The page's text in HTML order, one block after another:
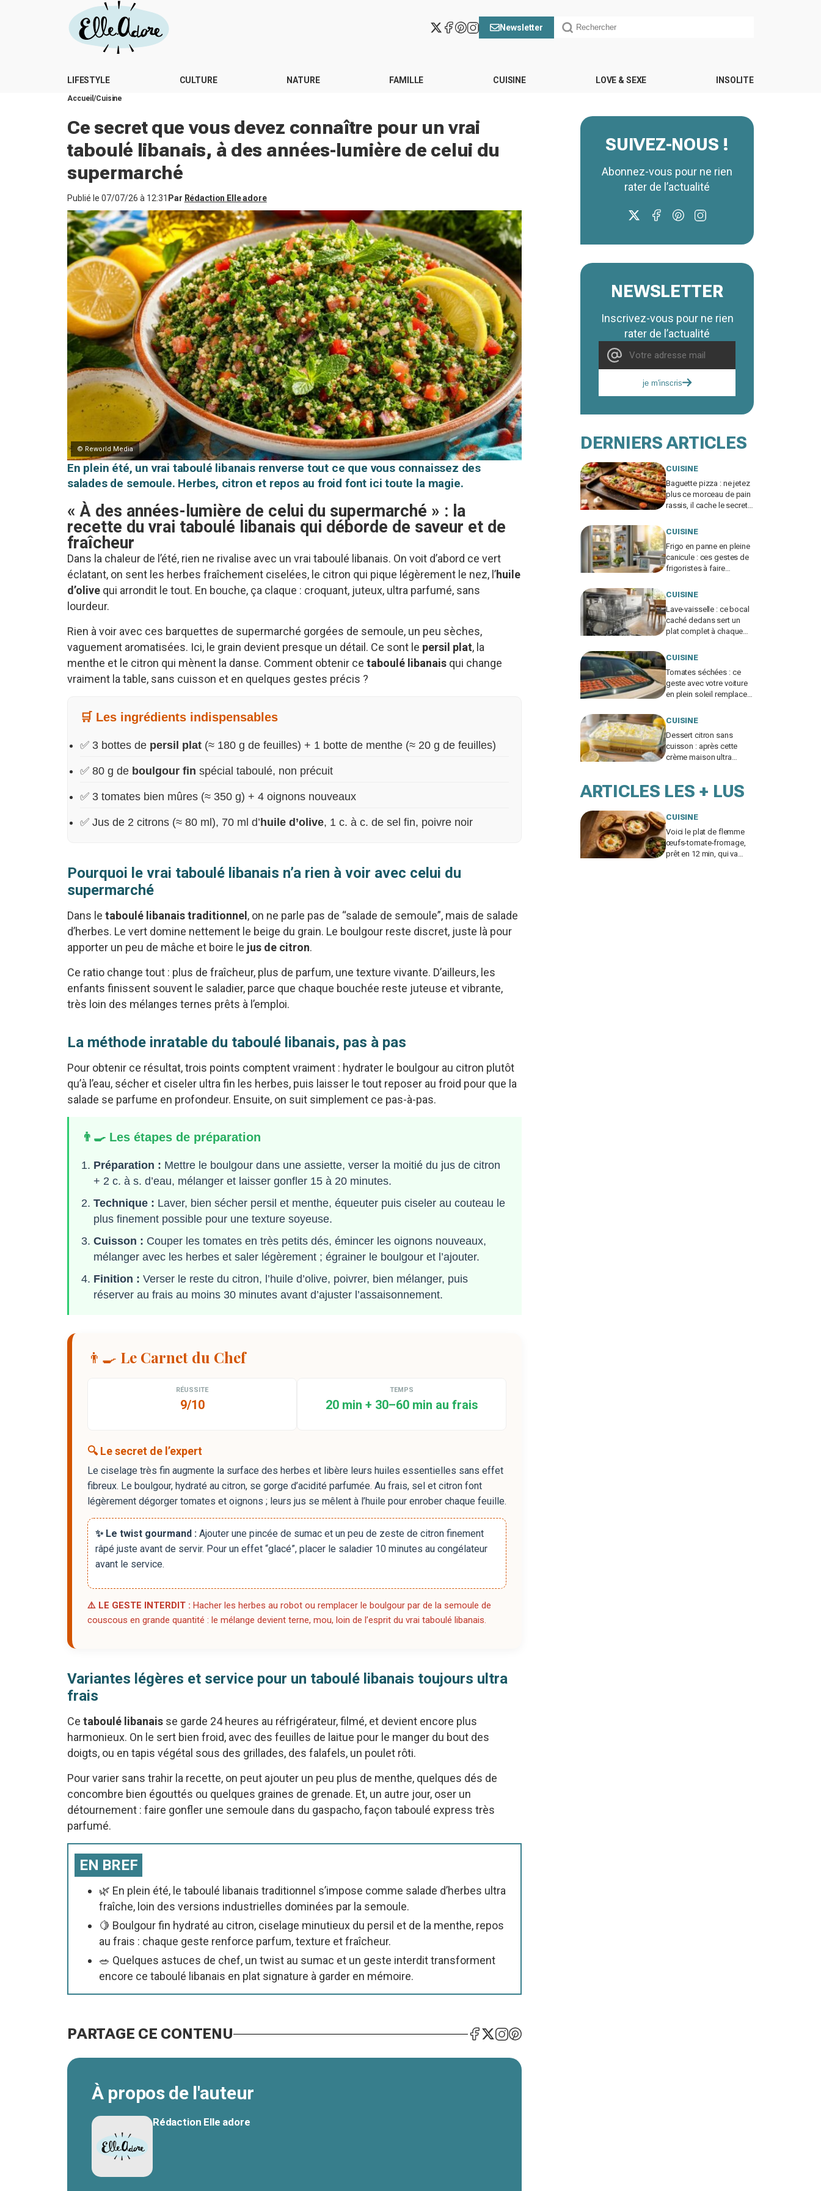
Newsletter
LIFESTYLE CULTURE NATURE FAMILLE CUISINE LOVE & SEXE INSOLITE
Accueil Cuisine
Ce secret que vous devez connaître pour un vrai
taboulé libanais, à des années-lumière de celui du
supermarché
Publié le 07/07/26 à 12:31 Par Rédaction Elle adore
© Reworld Media
En plein été, un vrai taboulé libanais renverse tout ce que vous connaissez des
salades de semoule. Herbes, citron et repos au froid font ici toute la magie.
« À des années-lumière de celui du supermarché » : la
recette du vrai taboulé libanais qui déborde de saveur et de
fraîcheur
Dans la chaleur de l’été, rien ne rivalise avec un vrai taboulé libanais. On voit d’abord ce vert
éclatant, on sent les herbes fraîchement ciselées, le citron qui pique légèrement le nez, l’huile
d’olive qui arrondit le tout. En bouche, ça claque : croquant, juteux, ultra parfumé, sans
lourdeur.
Rien à voir avec ces barquettes de supermarché gorgées de semoule, un peu sèches,
vaguement aromatisées. Ici, le grain devient presque un détail. Ce sont le persil plat, la
menthe et le citron qui mènent la danse. Comment obtenir ce taboulé libanais qui change
vraiment la table, sans cuisson et en quelques gestes précis ?
🛒 Les ingrédients indispensables
✅ 3 bottes de persil plat (≈ 180 g de feuilles) + 1 botte de menthe (≈ 20 g de feuilles)
✅ 80 g de boulgour fin spécial taboulé, non précuit
✅ 3 tomates bien mûres (≈ 350 g) + 4 oignons nouveaux
✅ Jus de 2 citrons (≈ 80 ml), 70 ml d’ huile d’olive, 1 c. à c. de sel fin, poivre noir
Pourquoi le vrai taboulé libanais n’a rien à voir avec celui du
supermarché
Dans le taboulé libanais traditionnel , on ne parle pas de “salade de semoule”, mais de salade
d’herbes. Le vert domine nettement le beige du grain. Le boulgour reste discret, juste là pour
apporter un peu de mâche et boire le jus de citron.
Ce ratio change tout : plus de fraîcheur, plus de parfum, une texture vivante. D’ailleurs, les
enfants finissent souvent le saladier, parce que chaque bouchée reste juteuse et vibrante,
très loin des mélanges ternes prêts à l’emploi.
La méthode inratable du taboulé libanais, pas à pas
Pour obtenir ce résultat, trois points comptent vraiment : hydrater le boulgour au citron plutôt
qu’à l’eau, sécher et ciseler ultra fin les herbes, puis laisser le tout reposer au froid pour que la
salade se parfume en profondeur. Ensuite, on suit simplement ce pas-à-pas.
👨‍🍳 Les étapes de préparation
Préparation : Mettre le boulgour dans une assiette, verser la moitié du jus de citron
+ 2 c. à s. d’eau, mélanger et laisser gonfler 15 à 20 minutes.
Technique : Laver, bien sécher persil et menthe, équeuter puis ciseler au couteau le
plus finement possible pour une texture soyeuse.
Cuisson : Couper les tomates en très petits dés, émincer les oignons nouveaux,
mélanger avec les herbes et saler légèrement ; égrainer le boulgour et l’ajouter.
Finition : Verser le reste du citron, l’huile d’olive, poivrer, bien mélanger, puis
réserver au frais au moins 30 minutes avant d’ajuster l’assaisonnement.
👨‍🍳 Le Carnet du Chef
RÉUSSITE
9/10
TEMPS
20 min + 30–60 min au frais
🔍 Le secret de l’expert
Le ciselage très fin augmente la surface des herbes et libère leurs huiles essentielles sans effet
fibreux. Le boulgour, hydraté au citron, se gorge d’acidité parfumée. Au frais, sel et citron font
légèrement dégorger tomates et oignons ; leurs jus se mêlent à l’huile pour enrober chaque feuille.
✨ Le twist gourmand : Ajouter une pincée de sumac et un peu de zeste de citron finement
râpé juste avant de servir. Pour un effet “glacé”, placer le saladier 10 minutes au congélateur
avant le service.
⚠️ LE GESTE INTERDIT : Hacher les herbes au robot ou remplacer le boulgour par de la semoule de
couscous en grande quantité : le mélange devient terne, mou, loin de l’esprit du vrai taboulé libanais.
Variantes légères et service pour un taboulé libanais toujours ultra
frais
Ce taboulé libanais se garde 24 heures au réfrigérateur, filmé, et devient encore plus
harmonieux. On le sert bien froid, avec des feuilles de laitue pour le manger du bout des
doigts, ou en tapis végétal sous des grillades, des falafels, un poulet rôti.
Pour varier sans trahir la recette, on peut ajouter un peu plus de menthe, quelques dés de
concombre bien égouttés ou quelques graines de grenade. Et, un autre jour, oser un
détournement : faire gonfler une semoule dans du gaspacho, façon taboulé express très
parfumé.
EN BREF
🌿 En plein été, le taboulé libanais traditionnel s’impose comme salade d’herbes ultra
fraîche, loin des versions industrielles dominées par la semoule.
🍋 Boulgour fin hydraté au citron, ciselage minutieux du persil et de la menthe, repos
au frais : chaque geste renforce parfum, texture et fraîcheur.
🥗 Quelques astuces de chef, un twist au sumac et un geste interdit transforment
encore ce taboulé libanais en plat signature à garder en mémoire.
PARTAGE CE CONTENU
À propos de l'auteur
Rédaction Elle adore
SUIVEZ-NOUS !
Abonnez-vous pour ne rien
rater de l’actualité
NEWSLETTER
Inscrivez-vous pour ne rien
rater de l’actualité
je m'inscris
DERNIERS ARTICLES
CUISINE
Baguette pizza : ne jetez
plus ce morceau de pain
rassis, il cache le secret
croustillante
CUISINE
Frigo en panne en pleine
canicule : ces gestes de
frigoristes à faire
(et celui à bannir)
CUISINE
Lave-vaisselle : ce bocal
caché dedans sert un
plat complet à chaque
cette erreur
CUISINE
Tomates séchées : ce
geste avec votre voiture
en plein soleil remplace
vous faites cette erreur
CUISINE
Dessert citron sans
cuisson : après cette
crème maison ultra
en sachet
ARTICLES LES + LUS
CUISINE
Voici le plat de flemme
œufs-tomate-fromage,
prêt en 12 min, qui va